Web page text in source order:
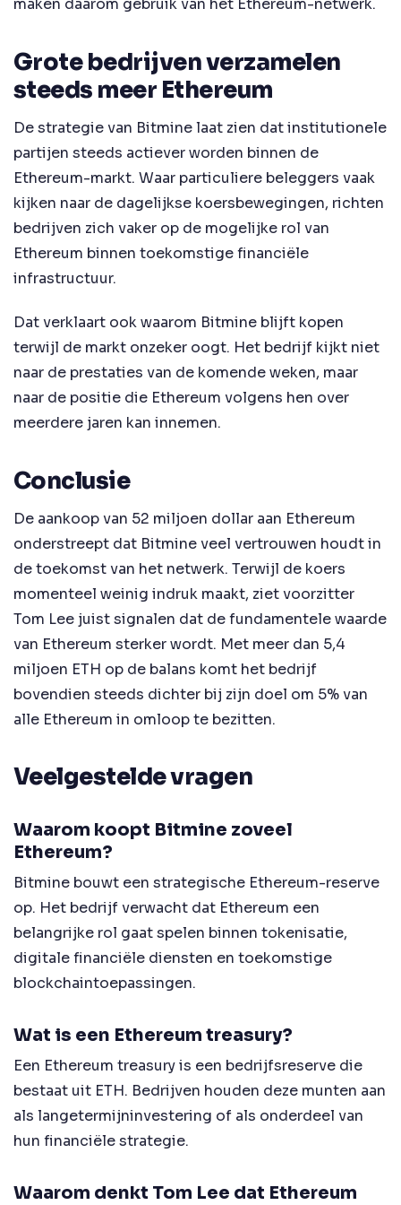
maken daarom gebruik van het Ethereum-netwerk.
Grote bedrijven verzamelen
steeds meer Ethereum
De strategie van Bitmine laat zien dat institutionele
partijen steeds actiever worden binnen de
Ethereum-markt. Waar particuliere beleggers vaak
kijken naar de dagelijkse koersbewegingen, richten
bedrijven zich vaker op de mogelijke rol van
Ethereum binnen toekomstige financiële
infrastructuur.
Dat verklaart ook waarom Bitmine blijft kopen
terwijl de markt onzeker oogt. Het bedrijf kijkt niet
naar de prestaties van de komende weken, maar
naar de positie die Ethereum volgens hen over
meerdere jaren kan innemen.
Conclusie
De aankoop van 52 miljoen dollar aan Ethereum
onderstreept dat Bitmine veel vertrouwen houdt in
de toekomst van het netwerk. Terwijl de koers
momenteel weinig indruk maakt, ziet voorzitter
Tom Lee juist signalen dat de fundamentele waarde
van Ethereum sterker wordt. Met meer dan 5,4
miljoen ETH op de balans komt het bedrijf
bovendien steeds dichter bij zijn doel om 5% van
alle Ethereum in omloop te bezitten.
Veelgestelde vragen
Waarom koopt Bitmine zoveel
Ethereum?
Bitmine bouwt een strategische Ethereum-reserve
op. Het bedrijf verwacht dat Ethereum een
belangrijke rol gaat spelen binnen tokenisatie,
digitale financiële diensten en toekomstige
blockchaintoepassingen.
Wat is een Ethereum treasury?
Een Ethereum treasury is een bedrijfsreserve die
bestaat uit ETH. Bedrijven houden deze munten aan
als langetermijninvestering of als onderdeel van
hun financiële strategie.
Waarom denkt Tom Lee dat Ethereum